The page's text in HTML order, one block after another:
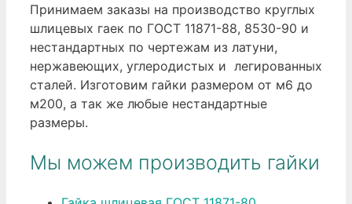
Принимаем заказы на производство круглых
шлицевых гаек по ГОСТ 11871-88, 8530-90 и
нестандартных по чертежам из латуни,
нержавеющих, углеродистых и легированных
сталей. Изготовим гайки размером от м6 до
м200, а так же любые нестандартные
размеры.
Мы можем производить гайки